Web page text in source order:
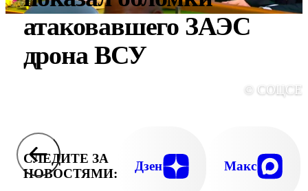
атаковавшего ЗАЭС
дрона ВСУ
©
СЛЕДИТЕ ЗА
НОВОСТЯМИ:
Дзен Макс